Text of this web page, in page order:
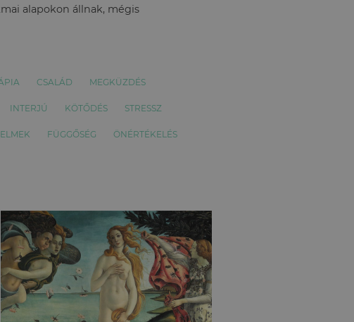
alapokon állnak, mégis
CSALÁD MEGKÜZDÉS
INTERJÚ KÖTŐDÉS STRESSZ
FÜGGŐSÉG ÖNÉRTÉKELÉS